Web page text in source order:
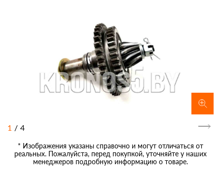
1 / 4
* Изображения указаны справочно и могут отличаться от
реальных. Пожалуйста, перед покупкой, уточняйте у наших
менеджеров подробную информацию о товаре.